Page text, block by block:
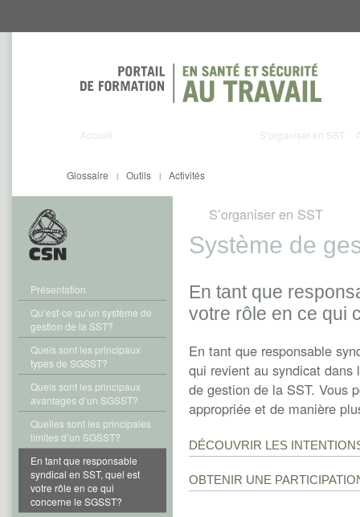
au
au
Accueil S’organiser en SST
Activités
Outils |
Glossaire |
Présentation
Qu’est-ce qu’un système de
gestion de la SST?
Quels sont les principaux
types de SGSST?
Quels sont les principaux
avantages d’un SGSST?
Quelles sont les principales
limites d’un SGSST?
En tant que responsable
syndical en SST, quel est
votre rôle en ce qui
concerne le SGSST?
S’organiser en SST
Système de
En tant que
votre rôle en ce qui
En tant que responsable
qui revient au syndicat
de gestion de la SST. Vous
appropriée et de manière
DÉCOUVRIR LES
OBTENIR UNE